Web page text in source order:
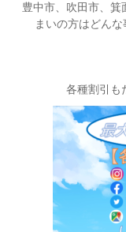
豊中市、吹田市、箕
まいの方はどん
各種割引も